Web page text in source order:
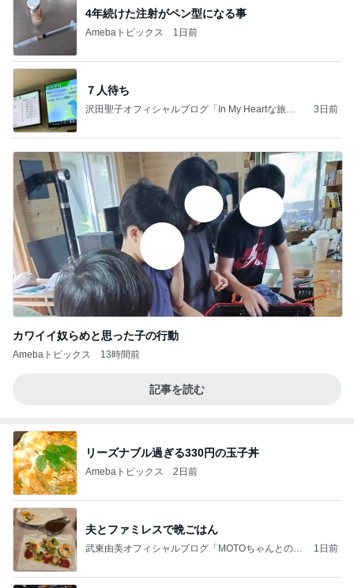
4年続けた注射がペン型になる事
Amebaトピックス 1日前
７人待ち
沢田聖子オフィシャルブログ「In My Heartな旅日
3日前
カワイイ奴らめと思った子の行動
Amebaトピックス 13時間前
記事を読む
リーズナブル過ぎる330円の玉子丼
Amebaトピックス 2日前
夫とファミレスで晩ごはん
武東由美オフィシャルブログ「MOTOちゃんとのは
1日前